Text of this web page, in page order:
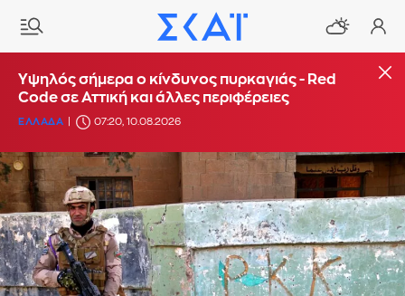
Υψηλός σήμερα ο κίνδυνος πυρκαγιάς - Red
Code σε Αττική και άλλες περιφέρειες
ΕΛΛΑΔΑ 07:20, 10.08.2026